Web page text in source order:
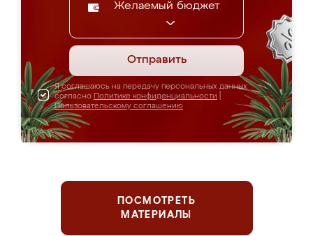
Желаемый бюджет
Отправить
Я соглашаюсь на передачу персональных данных
согласно Политике конфиденциальности
Пользовательскому соглашению
ПОСМОТРЕТЬ
МАТЕРИАЛЫ